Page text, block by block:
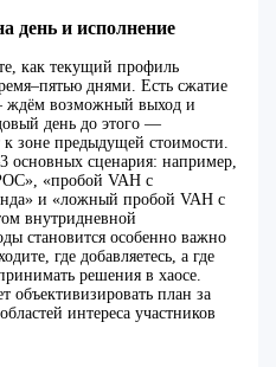
день и исполнение
как текущий профиль
днями. Есть сжатие
ждём возможный выход и
день до этого —
зоне предыдущей стоимости.
основных сценария: например,
«пробой VAH с
и «ложный пробой VAH с
внутридневной
становится особенно важно
где добавляетесь, а где
решения в хаосе.
объективизировать план за
интереса участников